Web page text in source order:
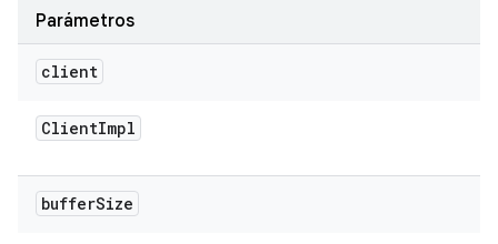
Parámetros
client
ClientImpl
bufferSize